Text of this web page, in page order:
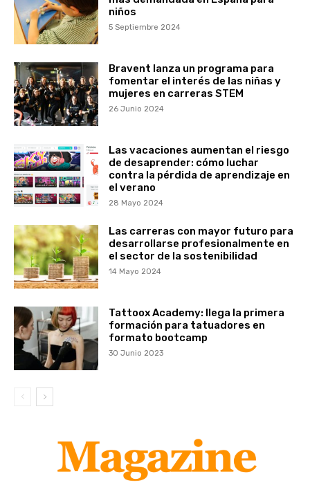
niños
5 Septiembre 2024
Bravent lanza un programa para
fomentar el interés de las niñas y
mujeres en carreras STEM
26 Junio 2024
Las vacaciones aumentan el riesgo
de desaprender: cómo luchar
contra la pérdida de aprendizaje en
el verano
28 Mayo 2024
Las carreras con mayor futuro para
desarrollarse profesionalmente en
el sector de la sostenibilidad
14 Mayo 2024
Tattoox Academy: llega la primera
formación para tatuadores en
formato bootcamp
30 Junio 2023